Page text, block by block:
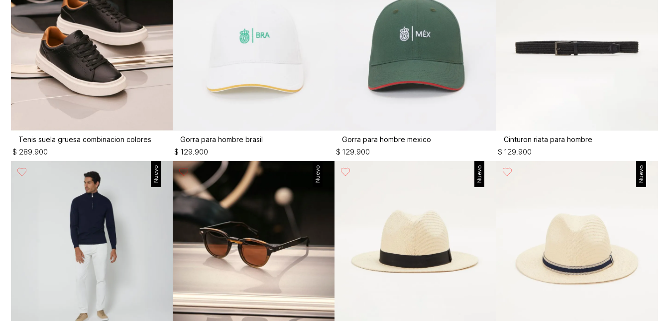
Tenis suela gruesa combinacion colores
$ 289.900
Gorra para hombre brasil
$ 129.900
Gorra para hombre mexico
$ 129.900
Cinturon riata para hombre
$ 129.900
Nuevo Nuevo Nuevo Nuevo